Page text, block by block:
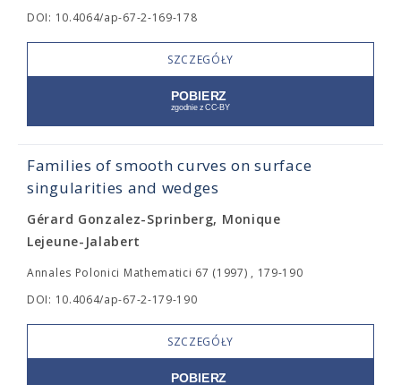
DOI: 10.4064/ap-67-2-169-178
SZCZEGÓŁY
Families of smooth curves on surface
singularities and wedges
Gérard Gonzalez-Sprinberg, Monique
Lejeune-Jalabert
Annales Polonici Mathematici 67 (1997) , 179-190
DOI: 10.4064/ap-67-2-179-190
SZCZEGÓŁY